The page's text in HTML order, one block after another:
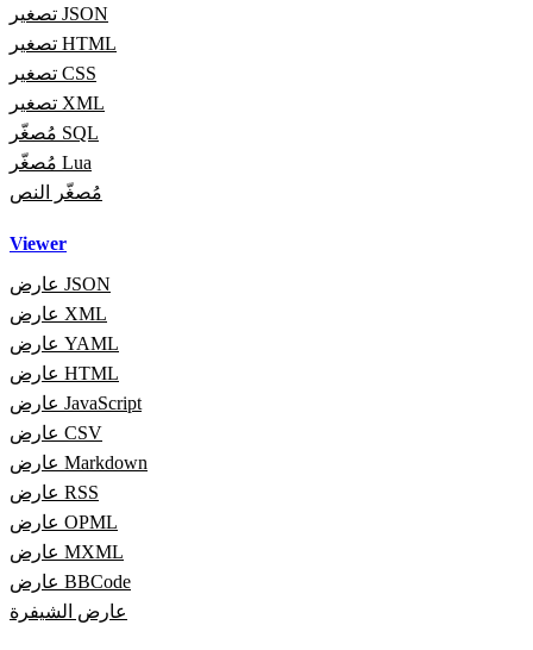
تصغير JSON
تصغير HTML
تصغير CSS
تصغير XML
مُصغّر SQL
مُصغّر Lua
مُصغّر النص
Viewer
عارض JSON
عارض XML
عارض YAML
عارض HTML
عارض JavaScript
عارض CSV
عارض Markdown
عارض RSS
عارض OPML
عارض MXML
عارض BBCode
عارض الشيفرة